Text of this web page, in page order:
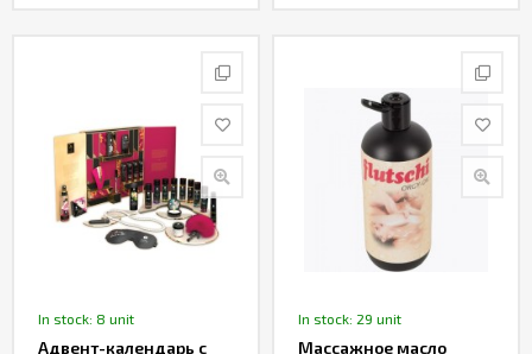
In stock: 8 unit
Адвент-календарь с
In stock: 29 unit
Массажное масло